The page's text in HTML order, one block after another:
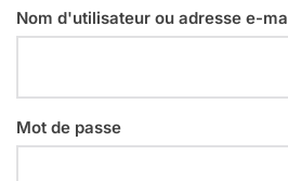
Nom d'utilisateur ou adresse e-
Mot de passe